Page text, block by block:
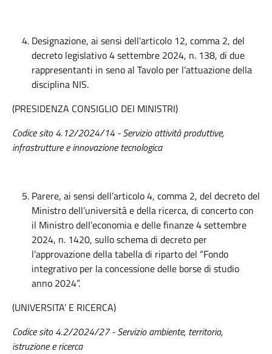
Designazione, ai sensi dell’articolo 12, comma 2, del
decreto legislativo 4 settembre 2024, n. 138, di due
rappresentanti in seno al Tavolo per l’attuazione della
disciplina NIS.
(PRESIDENZA CONSIGLIO DEI MINISTRI)
Codice sito 4.12/2024/14 - Servizio attività produttive,
infrastrutture e innovazione tecnologica
Parere, ai sensi dell’articolo 4, comma 2, del decreto del
Ministro dell’università e della ricerca, di concerto con
il Ministro dell’economia e delle finanze 4 settembre
2024, n. 1420, sullo schema di decreto per
l’approvazione della tabella di riparto del “Fondo
integrativo per la concessione delle borse di studio
anno 2024”.
(UNIVERSITA’ E RICERCA)
Codice sito 4.2/2024/27 - Servizio ambiente, territorio,
istruzione e ricerca